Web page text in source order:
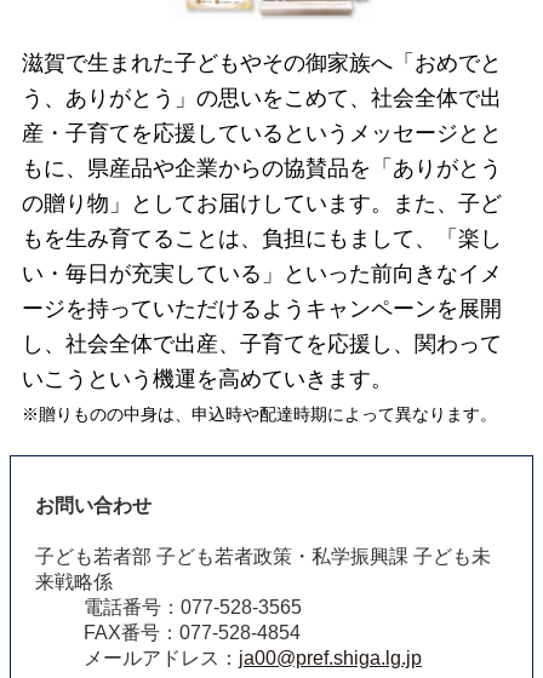
滋賀で生まれた子どもやその御家族へ「おめでと
う、ありがとう」の思いをこめて、社会全体で出
産・子育てを応援しているというメッセージとと
もに、県産品や企業からの協賛品を「ありがとう
の贈り物」としてお届けしています。また、子ど
もを生み育てることは、負担にもまして、「楽し
い・毎日が充実している」といった前向きなイメ
ージを持っていただけるようキャンペーンを展開
し、社会全体で出産、子育てを応援し、関わって
いこうという機運を高めていきます。
※贈りものの中身は、申込時や配達時期によって異なります。
お問い合わせ
子ども若者部 子ども若者政策・私学振興課 子ども未
来戦略係
電話番号：077-528-3565
FAX番号：077-528-4854
メールアドレス： ja00@pref.shiga.lg.jp